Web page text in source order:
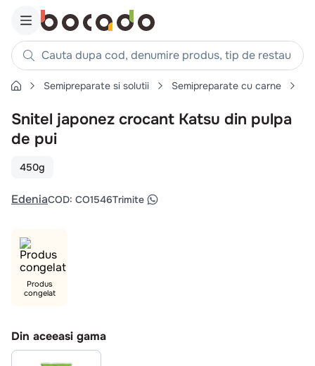
Cauta dupa cod, denumire produs, tip de restaurant,
Căutări populare
1. cartofi
2. piept pui
. pui
5. burger
. aripi
ceafa
croissant
Semipreparate si solutii Semipreparate cu carne
Snitel japonez crocant Katsu din pulpa
de pui
450g
EdeniaCOD: CO1546Trimite
Produs
congelat
Din aceeasi gama